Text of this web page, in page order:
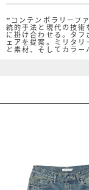
”コンテンポラリーフ
統的手法と現代の技術
に掛け合わせる。タフ
ェアを提案。ミリタ
と素材、そしてカラー